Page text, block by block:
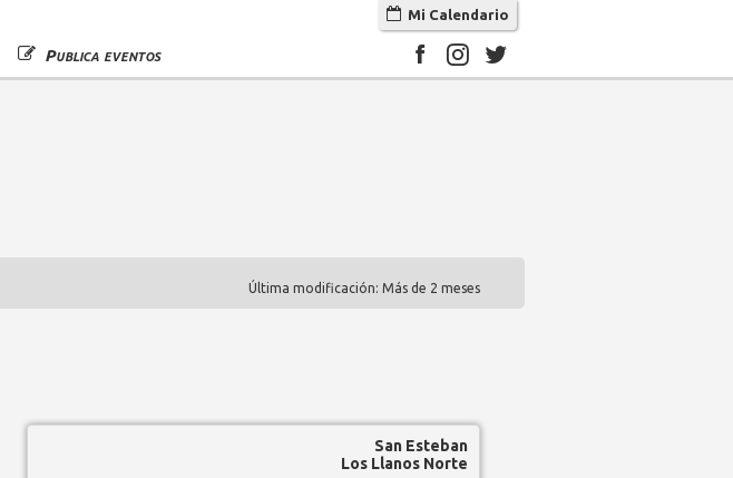
Mi Calendario
Publica eventos
Última modificación: Más de 2 meses
San Esteban
Los Llanos Norte